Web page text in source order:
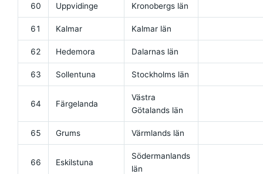
60 Uppvidinge Kronobergs län
61 Kalmar Kalmar län
62 Hedemora Dalarnas län
63 Sollentuna Stockholms län
64 Färgelanda
Västra
Götalands län
65 Grums Värmlands län
66 Eskilstuna
Södermanlands
län